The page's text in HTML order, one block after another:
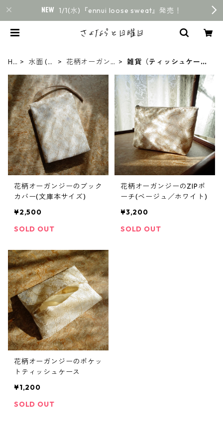
1/1(水)『ennui loose sweat』発売！
H
M
E
水面 (mi
花柄オーガン
雑貨（ティッシュケー
花柄オーガンジーのブック
カバー(文庫本サイズ)
¥2,500
SOLD OUT
花柄オーガンジーのZIPポ
ーチ(ベージュ／ホワイト)
¥3,200
SOLD OUT
花柄オーガンジーのポケッ
トティッシュケース
¥1,200
SOLD OUT